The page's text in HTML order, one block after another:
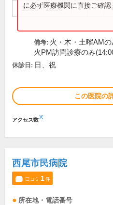
16:30～19:00 ●
に必ず医療機関に直接ご確認
備考: 火・木・土曜AM
火PM訪問診療のみ
休診日: 日、祝
この医院の
アクセス数※
西尾市民病院
口コミ 1件
所在地・電話番号